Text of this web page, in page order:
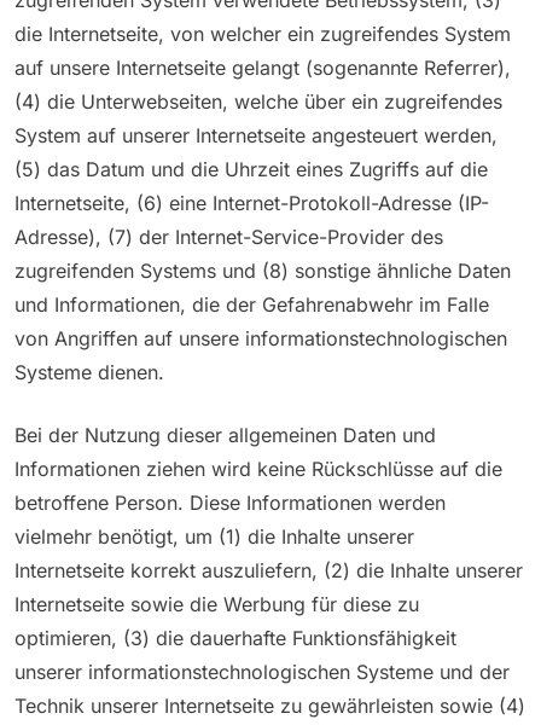
die Internetseite, von welcher ein zugreifendes System
auf unsere Internetseite gelangt (sogenannte Referrer),
(4) die Unterwebseiten, welche über ein zugreifendes
System auf unserer Internetseite angesteuert werden,
(5) das Datum und die Uhrzeit eines Zugriffs auf die
Internetseite, (6) eine Internet-Protokoll-Adresse (IP-
Adresse), (7) der Internet-Service-Provider des
zugreifenden Systems und (8) sonstige ähnliche Daten
und Informationen, die der Gefahrenabwehr im Falle
von Angriffen auf unsere informationstechnologischen
Systeme dienen.
Bei der Nutzung dieser allgemeinen Daten und
Informationen ziehen wird keine Rückschlüsse auf die
betroffene Person. Diese Informationen werden
vielmehr benötigt, um (1) die Inhalte unserer
Internetseite korrekt auszuliefern, (2) die Inhalte unserer
Internetseite sowie die Werbung für diese zu
optimieren, (3) die dauerhafte Funktionsfähigkeit
unserer informationstechnologischen Systeme und der
Technik unserer Internetseite zu gewährleisten sowie (4)